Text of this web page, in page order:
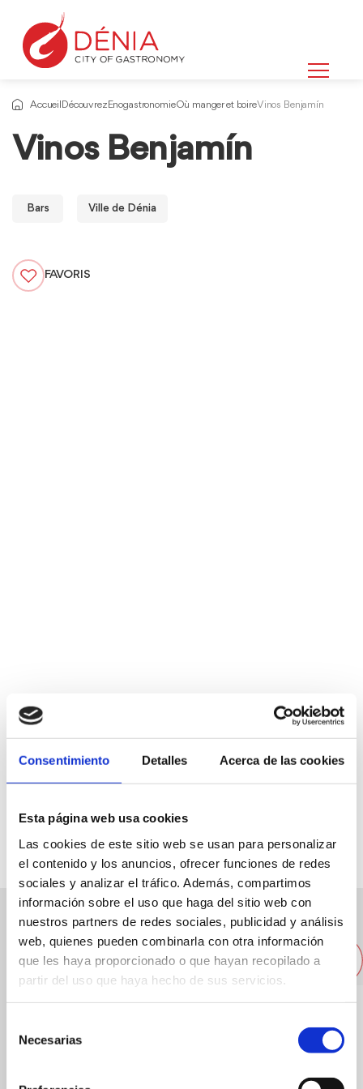
Consentimiento Detalles Acerca de las cookies
Esta página web usa cookies
Las cookies de este sitio web se usan para personalizar
el contenido y los anuncios, ofrecer funciones de redes
sociales y analizar el tráfico. Además, compartimos
información sobre el uso que haga del sitio web con
nuestros partners de redes sociales, publicidad y análisis
web, quienes pueden combinarla con otra información
que les haya proporcionado o que hayan recopilado a
partir del uso que haya hecho de sus servicios.
Necesarias
Accueil Découvrez EnogastronomieOù manger et boireVinos Benjamín
Vinos Benjamín
Bars Ville de Dénia
FAVORIS
C/ Ramón y Cajal, 14
96 5781087
Autres restaurants à proximité